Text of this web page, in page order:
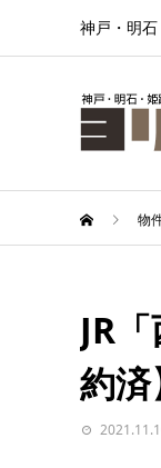
神戸・明
物
JR
約済